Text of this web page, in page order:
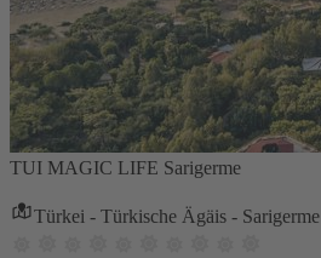
TUI MAGIC LIFE Sarigerme
Türkei - Türkische Ägäis - Sarigerme